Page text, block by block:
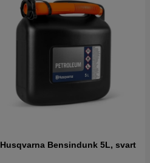
Husqvarna Bensindunk 5L, svart